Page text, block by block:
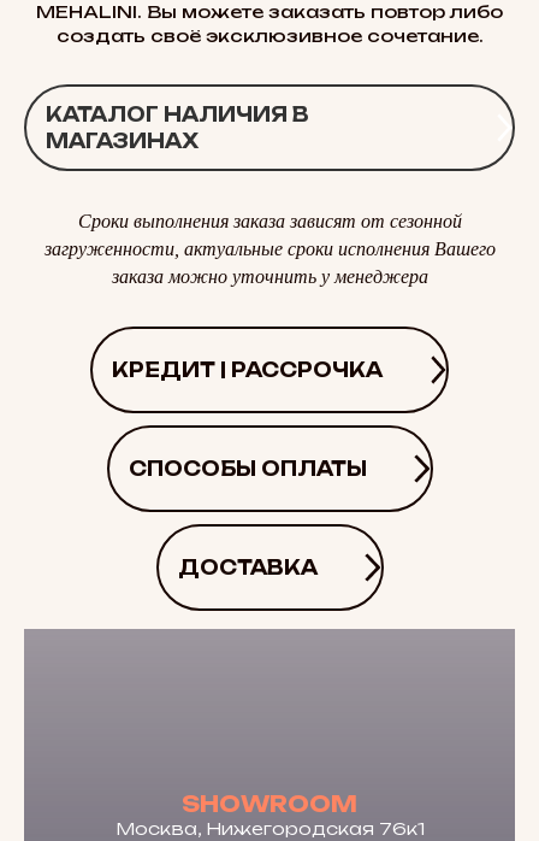
MEHALINI. Вы можете заказать повтор либо
создать своё эксклюзивное сочетание.
КАТАЛОГ НАЛИЧИЯ В
МАГАЗИНАХ
Сроки выполнения заказа зависят от сезонной
загруженности, актуальные сроки исполнения Вашего
заказа можно уточнить у менеджера
КРЕДИТ | РАССРОЧКА
СПОСОБЫ ОПЛАТЫ
ДОСТАВКА
SHOWROOM
Москва, Нижегородская 76к1